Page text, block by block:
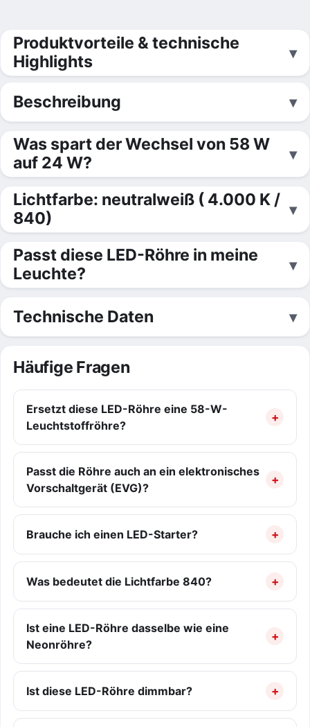
Produktvorteile & technische
Highlights
Beschreibung
Was spart der Wechsel von 58 W
auf 24 W?
Lichtfarbe: neutralweiß ( 4.000 K /
840)
Passt diese LED-Röhre in meine
Leuchte?
Technische Daten
Häufige Fragen
Ersetzt diese LED-Röhre eine 58-W-
Leuchtstoffröhre?
Passt die Röhre auch an ein elektronisches
Vorschaltgerät (EVG)?
Brauche ich einen LED-Starter?
Was bedeutet die Lichtfarbe 840?
Ist eine LED-Röhre dasselbe wie eine
Neonröhre?
Ist diese LED-Röhre dimmbar?